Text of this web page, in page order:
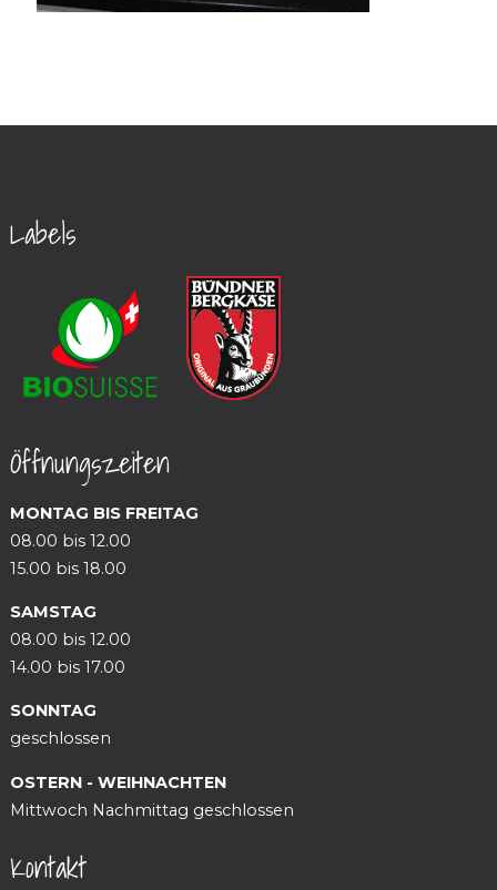
Labels
Öffnungszeiten
MONTAG BIS FREITAG
08.00 bis 12.00
15.00 bis 18.00
SAMSTAG
08.00 bis 12.00
14.00 bis 17.00
SONNTAG
geschlossen
OSTERN - WEIHNACHTEN
Mittwoch Nachmittag geschlossen
Kontakt